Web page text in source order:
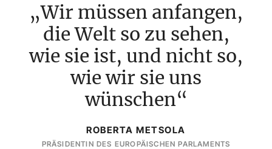
Wir müssen anfangen,
die Welt so zu sehen,
wie sie ist, und nicht so,
wie wir sie uns
wünschen
ROBERTA METSOLA
PRÄSIDENTIN DES EUROPÄISCHEN PARLAMENTS